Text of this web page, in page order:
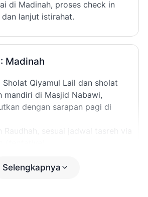
di Madinah, proses check in
dan lanjut istirahat.
Madinah
Sholat Qiyamul Lail dan sholat
mandiri di Masjid Nabawi,
dengan sarapan pagi di
Raudhah, sesuai jadwal tasreh via
dan dilanjutkan makan siang.
Selengkapnya